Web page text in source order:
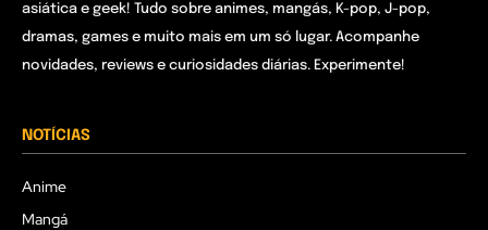
asiática e geek! Tudo sobre animes, mangás, K-pop, J-pop,
dramas, games e muito mais em um só lugar. Acompanhe
novidades, reviews e curiosidades diárias. Experimente!
NOTÍCIAS
Anime
Mangá